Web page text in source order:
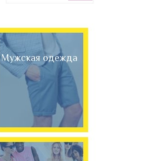
Мужская одежда